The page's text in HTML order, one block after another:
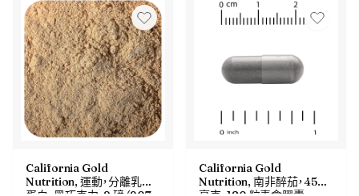
California Gold
Nutrition, 運動，分離乳清
California Gold
Nutrition, 南非醉茄，450